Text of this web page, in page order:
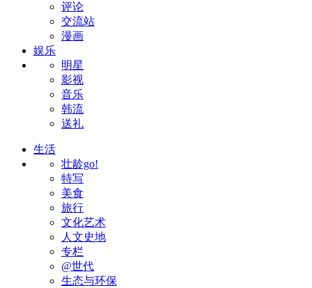
评论
交流站
漫画
娱乐
明星
影视
音乐
韩流
送礼
生活
壮龄go!
特写
美食
旅行
文化艺术
人文史地
专栏
@世代
生态与环保